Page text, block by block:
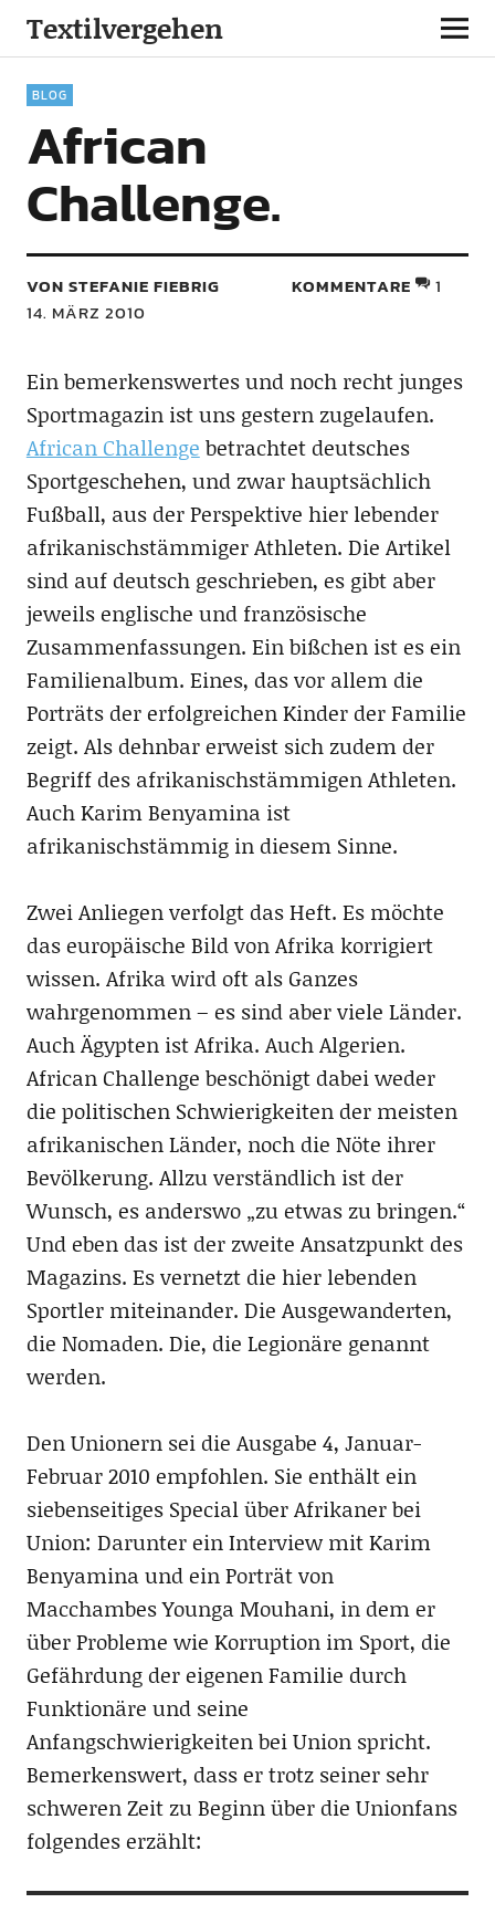
Textilvergehen
BLOG
African
Challenge.
VON STEFANIE FIEBRIG
14. MÄRZ 2010
KOMMENTARE 1
Ein bemerkenswertes und noch recht junges
Sportmagazin ist uns gestern zugelaufen.
African Challenge betrachtet deutsches
Sportgeschehen, und zwar hauptsächlich
Fußball, aus der Perspektive hier lebender
afrikanischstämmiger Athleten. Die Artikel
sind auf deutsch geschrieben, es gibt aber
jeweils englische und französische
Zusammenfassungen. Ein bißchen ist es ein
Familienalbum. Eines, das vor allem die
Porträts der erfolgreichen Kinder der Familie
zeigt. Als dehnbar erweist sich zudem der
Begriff des afrikanischstämmigen Athleten.
Auch Karim Benyamina ist
afrikanischstämmig in diesem Sinne.
Zwei Anliegen verfolgt das Heft. Es möchte
das europäische Bild von Afrika korrigiert
wissen. Afrika wird oft als Ganzes
wahrgenommen – es sind aber viele Länder.
Auch Ägypten ist Afrika. Auch Algerien.
African Challenge beschönigt dabei weder
die politischen Schwierigkeiten der meisten
afrikanischen Länder, noch die Nöte ihrer
Bevölkerung. Allzu verständlich ist der
Wunsch, es anderswo „zu etwas zu bringen.“
Und eben das ist der zweite Ansatzpunkt des
Magazins. Es vernetzt die hier lebenden
Sportler miteinander. Die Ausgewanderten,
die Nomaden. Die, die Legionäre genannt
werden.
Den Unionern sei die Ausgabe 4, Januar-
Februar 2010 empfohlen. Sie enthält ein
siebenseitiges Special über Afrikaner bei
Union: Darunter ein Interview mit Karim
Benyamina und ein Porträt von
Macchambes Younga Mouhani, in dem er
über Probleme wie Korruption im Sport, die
Gefährdung der eigenen Familie durch
Funktionäre und seine
Anfangschwierigkeiten bei Union spricht.
Bemerkenswert, dass er trotz seiner sehr
schweren Zeit zu Beginn über die Unionfans
folgendes erzählt: